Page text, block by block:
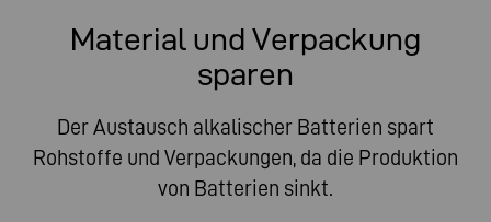
Material und Verpackung
sparen
Der Austausch alkalischer Batterien spart
Rohstoffe und Verpackungen, da die Produktion
von Batterien sinkt.